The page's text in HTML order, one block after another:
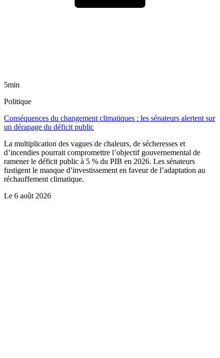
5min
Politique
Conséquences du changement climatiques : les sénateurs alertent sur
un dérapage du déficit public
La multiplication des vagues de chaleurs, de sécheresses et
d’incendies pourrait compromettre l’objectif gouvernemental de
ramener le déficit public à 5 % du PIB en 2026. Les sénateurs
fustigent le manque d’investissement en faveur de l’adaptation au
réchauffement climatique.
Le 6 août 2026